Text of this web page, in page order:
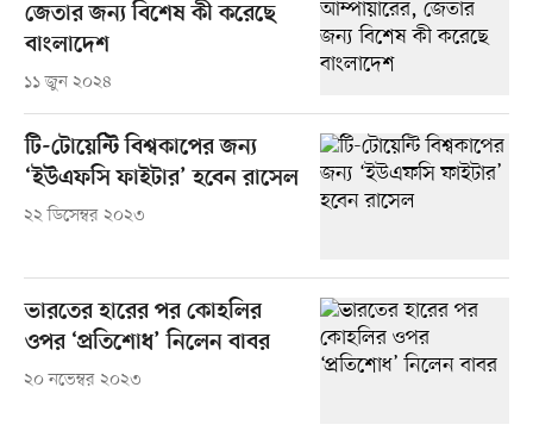
জেতার জন্য বিশেষ কী করেছে
বাংলাদেশ
১১ জুন ২০২৪
টি-টোয়েন্টি বিশ্বকাপের জন্য
‘ইউএফসি ফাইটার’ হবেন রাসেল
২২ ডিসেম্বর ২০২৩
ভারতের হারের পর কোহলির
ওপর ‘প্রতিশোধ’ নিলেন বাবর
২০ নভেম্বর ২০২৩